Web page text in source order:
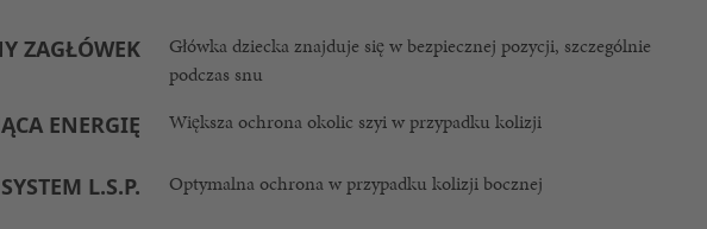
ZAGŁÓWEK
Główka dziecka znajduje się w bezpiecznej pozycji, szczególnie
podczas snu
ENERGIĘ Większa ochrona okolic szyi w przypadku kolizji
L.S.P. Optymalna ochrona w przypadku kolizji bocznej